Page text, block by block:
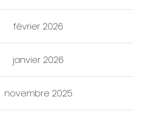
février 2026
janvier 2026
novembre 2025